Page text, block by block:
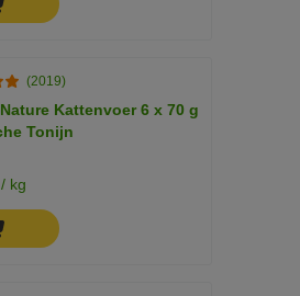
(2019)
Kattenvoer 6 x 70 g
Tonijn
kg